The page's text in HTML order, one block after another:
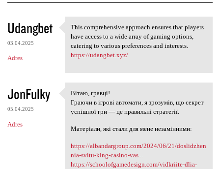
K
o
m
e
t
a
r
z
Udangbet
03.04.2025
Adres
This comprehensive approach
This comprehensive approach ensures that players
have access to a wide array of gaming options,
catering to various preferences and interests.
https://udangbet.xyz/
JonFulky
05.04.2025
Adres
Вітаю, гравці!
Вітаю, гравці!
Граючи в ігрові автомати, я зрозумів, що секрет
успішної гри — це правильні стратегії.
Матеріали, які стали для мене незамінними:
https://albandargroup.com/2024/06/21/doslidzhen
nia-svitu-king-casino-vas...
https://schoolofgamedesign.com/vidkriite-dlia-